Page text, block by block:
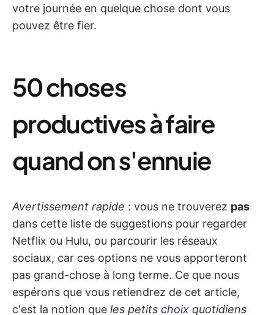
votre journée en quelque chose dont vous
pouvez être fier.
50 choses
productives à faire
quand on s'ennuie
Avertissement rapide : vous ne trouverez pas
dans cette liste de suggestions pour regarder
Netflix ou Hulu, ou parcourir les réseaux
sociaux, car ces options ne vous apporteront
pas grand-chose à long terme. Ce que nous
espérons que vous retiendrez de cet article,
c'est la notion que les petits choix quotidiens